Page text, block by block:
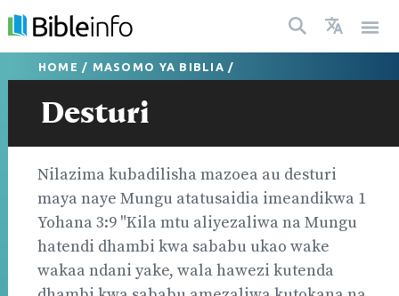
HOME / MASOMO YA BIBLIA /
Desturi
Nilazima kubadilisha mazoea au desturi
maya naye Mungu atatusaidia imeandikwa 1
Yohana 3:9 "Kila mtu aliyezaliwa na Mungu
hatendi dhambi kwa sababu ukao wake
wakaa ndani yake, wala hawezi kutenda